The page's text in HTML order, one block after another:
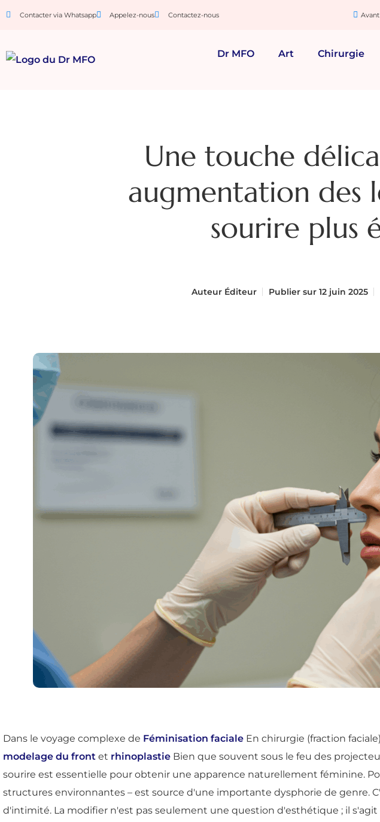
Contacter via Whatsapp Appelez-nous Contactez-nous
Dr MFO Art Chirurgie
Une touche
augmentation des
sourire plus
Auteur Éditeur Publier sur 12 juin 2025
Dans le voyage complexe de Féminisation faciale En chirurgie (fraction
modelage du front et rhinoplastie Bien que souvent sous le feu des
sourire est essentielle pour obtenir une apparence naturellement féminine.
structures environnantes – est source d'une importante dysphorie de genre.
d'intimité. La modifier n'est pas seulement une question d'esthétique ; il